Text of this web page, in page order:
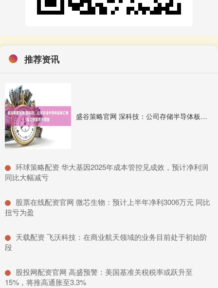
推荐资讯
盛谷策略官网 深科技：公司存储半导体板块订单量二季度有所增加
​环球策略配资 华大基因2025年成本管控见成效，预计净利润
同比大幅减亏
​股票在线配资官网 微芯生物：预计上半年净利3006万元 同比
扭亏为盈
​天载配资 飞沃科技：在商业航天领域的业务目前处于初始阶
段
​股投网配资官网 高盛预警：美国基准关税税率或跃升至
15%，将推高通胀至3.3%